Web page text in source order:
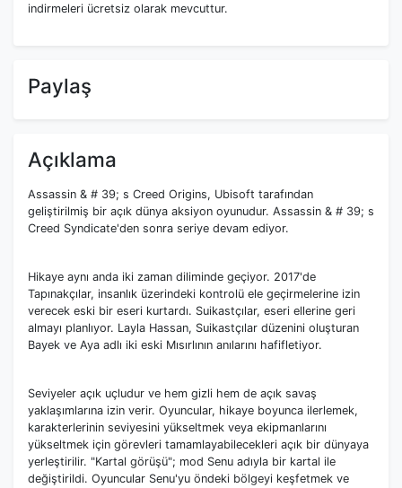
indirmeleri ücretsiz olarak mevcuttur.
Paylaş
Açıklama
Assassin & # 39; s Creed Origins, Ubisoft tarafından
geliştirilmiş bir açık dünya aksiyon oyunudur. Assassin & # 39; s
Creed Syndicate'den sonra seriye devam ediyor.
Hikaye aynı anda iki zaman diliminde geçiyor. 2017'de
Tapınakçılar, insanlık üzerindeki kontrolü ele geçirmelerine izin
verecek eski bir eseri kurtardı. Suikastçılar, eseri ellerine geri
almayı planlıyor. Layla Hassan, Suikastçılar düzenini oluşturan
Bayek ve Aya adlı iki eski Mısırlının anılarını hafifletiyor.
Seviyeler açık uçludur ve hem gizli hem de açık savaş
yaklaşımlarına izin verir. Oyuncular, hikaye boyunca ilerlemek,
karakterlerinin seviyesini yükseltmek veya ekipmanlarını
yükseltmek için görevleri tamamlayabilecekleri açık bir dünyaya
yerleştirilir. "Kartal görüşü"; mod Senu adıyla bir kartal ile
değiştirildi. Oyuncular Senu'yu öndeki bölgeyi keşfetmek ve